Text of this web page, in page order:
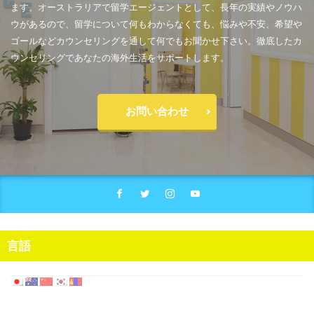
ます。オーストラリアで留学エージェントとして、長年の実績やノウハ
ウがあるので、留学について何もわからなくても、悩みや不安、希望や
ゴールなどカウンセリングを通して何でもお聞かせ下さい。徹底したカ
ウンセリングであなたの海外生活をサポートします。
お問い合わせ
言語